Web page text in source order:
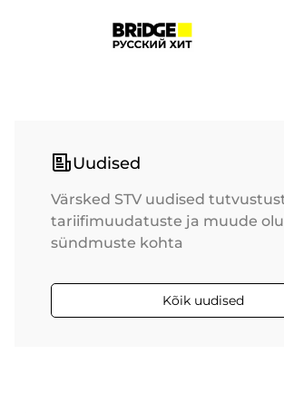
Uudised
Värsked STV uudised
tariifimuudatuste ja muude
sündmuste kohta
Kõik uudised